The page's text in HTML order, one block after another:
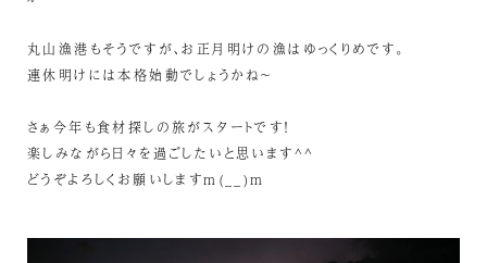
丸山漁港もそうですが、お正月明けの漁はゆっくりめです。
連休明けには本格始動でしょうかね～
さぁ今年も食材探しの旅がスタートです！
楽しみながら日々を過ごしたいと思います^^
どうぞよろしくお願いしますm(__)m